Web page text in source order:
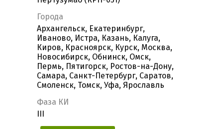
Города
Архангельск, Екатеринбург,
Иваново, Истра, Казань, Калуга,
Киров, Красноярск, Курск, Москва,
Новосибирск, Обнинск, Омск,
Пермь, Пятигорск, Ростов-на-Дону,
Самара, Санкт-Петербург, Саратов,
Смоленск, Томск, Уфа, Ярославль
Фаза КИ